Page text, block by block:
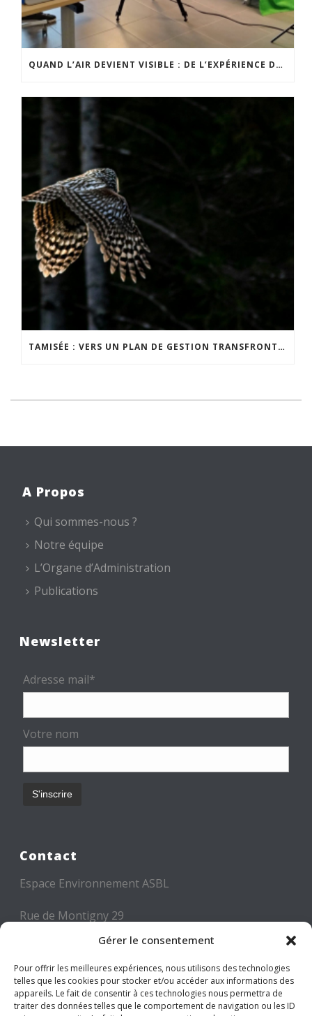
Gérer le consentement
Pour offrir les meilleures expériences, nous utilisons des technologies
telles que les cookies pour stocker et/ou accéder aux informations des
appareils. Le fait de consentir à ces technologies nous permettra de
traiter des données telles que le comportement de navigation ou les ID
QUAND L’AIR DEVIENT VISIBLE : DE L’EXPÉRIENCE DE TERRAIN À UN OUTIL PÉDAGOGIQUE
TAMISÉE : VERS UN PLAN DE GESTION TRANSFRONTALIER DE LA NUIT
A Propos
Qui sommes-nous ?
Notre équipe
L’Organe d’Administration
Publications
Newsletter
Adresse mail*
Votre nom
Contact
Espace Environnement ASBL
Rue de Montigny 29
6000 CHARLEROI
Tél: +32 71 300 300
Mail: info@espace-environnement.be